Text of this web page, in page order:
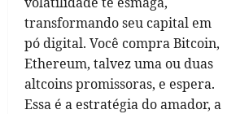
transformando seu capital em
pó digital. Você compra Bitcoin,
Ethereum, talvez uma ou duas
altcoins promissoras, e espera.
Essa é a estratégia do amador, a